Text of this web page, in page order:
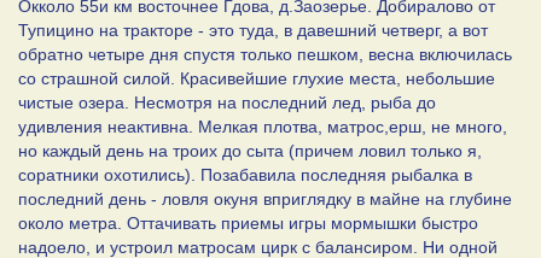
Окколо 55и км восточнее Гдова, д.Заозерье. Добиралово от
Тупицино на тракторе - это туда, в давешний четверг, а вот
обратно четыре дня спустя только пешком, весна включилась
со страшной силой. Красивейшие глухие места, небольшие
чистые озера. Несмотря на последний лед, рыба до
удивления неактивна. Мелкая плотва, матрос,ерш, не много,
но каждый день на троих до сыта (причем ловил только я,
соратники охотились). Позабавила последняя рыбалка в
последний день - ловля окуня вприглядку в майне на глубине
около метра. Оттачивать приемы игры мормышки быстро
надоело, и устроил матросам цирк с балансиром. Ни одной